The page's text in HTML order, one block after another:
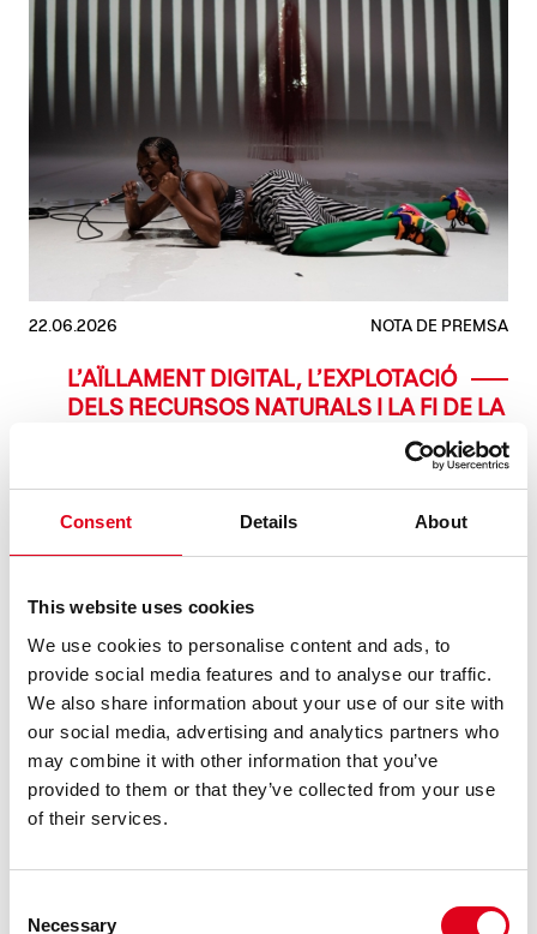
Consent Details About
This website uses cookies
We use cookies to personalise content and ads, to
provide social media features and to analyse our traffic.
We also share information about your use of our site with
our social media, advertising and analytics partners who
may combine it with other information that you’ve
provided to them or that they’ve collected from your use
of their services.
Selection
Necessary
22.06.2026 NOTA DE PREMSA
L’AÏLLAMENT DIGITAL, L’EXPLOTACIÓ
DELS RECURSOS NATURALS I LA FI DE LA
PROTAGONISTES DE LES PROPOSTES
DEL GREC 2026 A LA BROSSA
El 7 i 8 de juliol la companyia neerlandesa Studio Julian
Hetze i la directora Ntando Cele presenten SPAfrica, una
col·lectiu AMAGA, que es podrà veure del 13 al 22 de juliol,
LLEGEIX